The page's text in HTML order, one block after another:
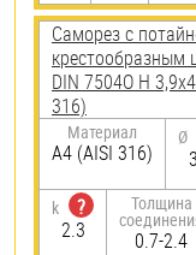
Саморез с
крестообразным
DIN 7504O H
316)
Материал
A4 (AISI 316)
Ø
k
?
2.3
Толщина
0.7-2.4